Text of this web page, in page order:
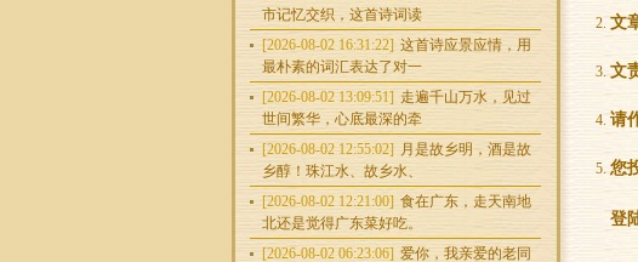
市记忆交织，这首诗词读
[2026-08-02 16:31:22] 这首诗应景应情，用
最朴素的词汇表达了对一
[2026-08-02 13:09:51] 走遍千山万水，见过
世间繁华，心底最深的牵
[2026-08-02 12:55:02] 月是故乡明，酒是故
乡醇！珠江水、故乡水、
[2026-08-02 12:21:00] 食在广东，走天南地
北还是觉得广东菜好吃。
[2026-08-02 06:23:06] 爱你，我亲爱的老同
文
文
请
您
登